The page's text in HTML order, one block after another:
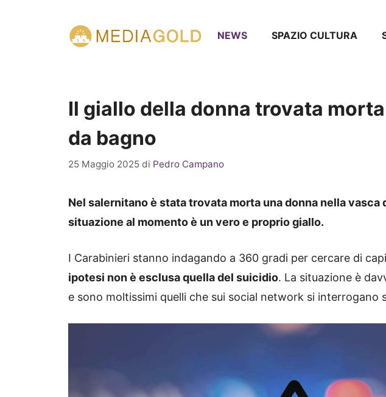
NEWS SPAZIO CULTURA
Il giallo della donna trovata
da bagno
25 Maggio 2025 di Pedro Campano
Nel salernitano è stata trovata morta una donna nella vasca
situazione al momento è un vero e proprio giallo.
I Carabinieri stanno indagando a 360 gradi per cercare di
ipotesi non è esclusa quella del suicidio. La situazione è
e sono moltissimi quelli che sui social network si interrogano